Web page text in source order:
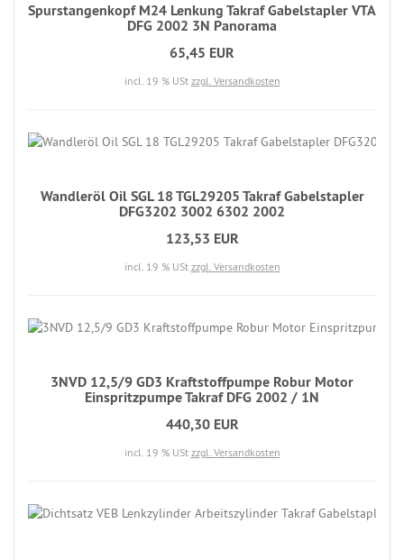
Spurstangenkopf M24 Lenkung Takraf Gabelstapler VTA
DFG 2002 3N Panorama
65,45 EUR
incl. 19 % USt zzgl. Versandkosten
Wandleröl Oil SGL 18 TGL29205 Takraf Gabelstapler
DFG3202 3002 6302 2002
123,53 EUR
incl. 19 % USt zzgl. Versandkosten
3NVD 12,5/9 GD3 Kraftstoffpumpe Robur Motor
Einspritzpumpe Takraf DFG 2002 / 1N
440,30 EUR
incl. 19 % USt zzgl. Versandkosten